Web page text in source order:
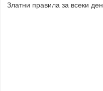
Златни правила за всеки ден